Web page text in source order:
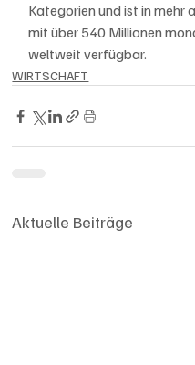
Kategorien und ist in mehr
mit über 540 Millionen
weltweit verfügbar.
WIRTSCHAFT
Aktuelle Beiträge